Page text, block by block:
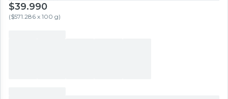
$39.990
($571.286 x 100 g)